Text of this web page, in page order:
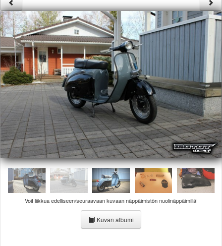
Säännöt ja ohjeet
Uudet ajoneuvot
Uudet kuvat
Uudet videot
Uudet kommentit
MYYDÄÄN
Haku
Ohjeet
Ajoneuvot
Osat
TIETOPANKKI
TAPAHTUMAT
MP15 kuvia
MP14 kuvia
MP13 kuvia
ACS 2015 kuvia
Lisää uusi tapahtuma
UUTISET
Voit liikkua edelliseen/seuraavaan kuvaan näppäimistön nuolinäppäimillä!
Kuvan albumi